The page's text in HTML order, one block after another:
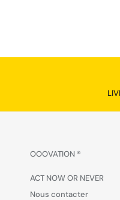
OOOVATION ®
ACT NOW OR NEVER
Nous contacter